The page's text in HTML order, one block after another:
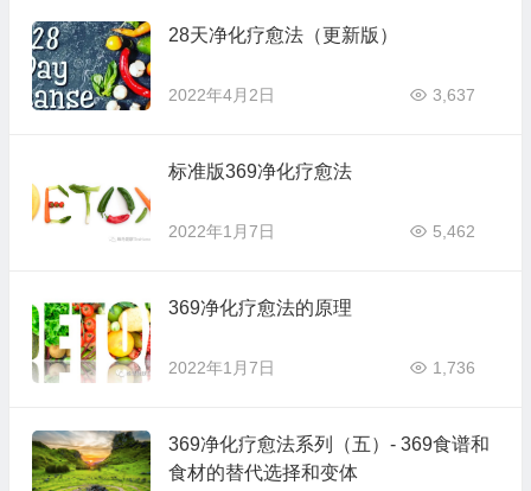
28天净化疗愈法（更新版）
2022年4月2日 3,637
标准版369净化疗愈法
2022年1月7日 5,462
369净化疗愈法的原理
2022年1月7日 1,736
369净化疗愈法系列（五）- 369食谱和
食材的替代选择和变体